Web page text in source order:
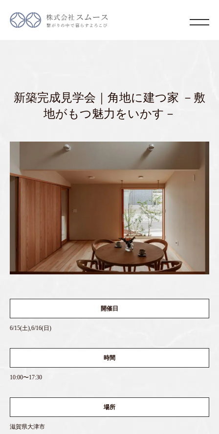
新築完成見学会｜角地に建つ家 －敷
地がもつ魅力をいかす－
開催日
6/15(土),6/16(日)
時間
10:00〜17:30
場所
滋賀県大津市